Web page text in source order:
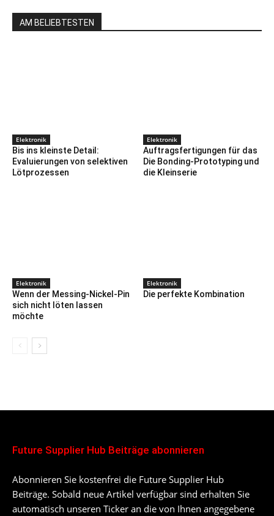
AM BELIEBTESTEN
Elektronik
Bis ins kleinste Detail:
Evaluierungen von selektiven
Lötprozessen
Elektronik
Auftragsfertigungen für das
Die Bonding-Prototyping und
die Kleinserie
Elektronik
Wenn der Messing-Nickel-Pin
sich nicht löten lassen
möchte
Elektronik
Die perfekte Kombination
Future Supplier Hub Beiträge abonnieren
Abonnieren Sie kostenfrei die Future Supplier Hub
Beiträge. Sobald neue Artikel verfügbar sind erhalten Sie
automatisch unseren Ticker an die von Ihnen angegebene